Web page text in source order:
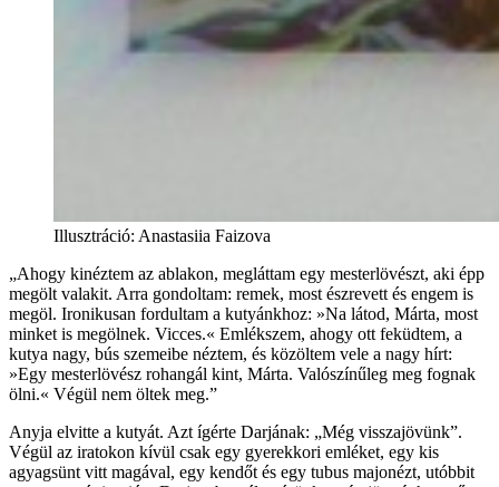
Illusztráció: Anastasiia Faizova
„Ahogy kinéztem az ablakon, megláttam egy mesterlövészt, aki épp
megölt valakit. Arra gondoltam: remek, most észrevett és engem is
megöl. Ironikusan fordultam a kutyánkhoz: »Na látod, Márta, most
minket is megölnek. Vicces.« Emlékszem, ahogy ott feküdtem, a
kutya nagy, bús szemeibe néztem, és közöltem vele a nagy hírt:
»Egy mesterlövész rohangál kint, Márta. Valószínűleg meg fognak
ölni.« Végül nem öltek meg.”
Anyja elvitte a kutyát. Azt ígérte Darjának: „Még visszajövünk”.
Végül az iratokon kívül csak egy gyerekkori emléket, egy kis
agyagsünt vitt magával, egy kendőt és egy tubus majonézt, utóbbit